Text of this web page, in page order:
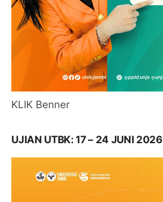
KLIK Benner
UJIAN UTBK: 17 – 24 JUNI 2026